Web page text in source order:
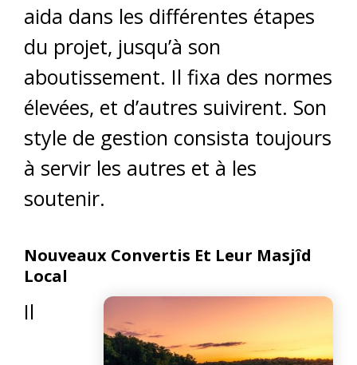
aida dans les différentes étapes
du projet, jusqu’à son
aboutissement. Il fixa des normes
élevées, et d’autres suivirent. Son
style de gestion consista toujours
à servir les autres et à les
soutenir.
Nouveaux Convertis Et Leur Masjîd
Local
Il